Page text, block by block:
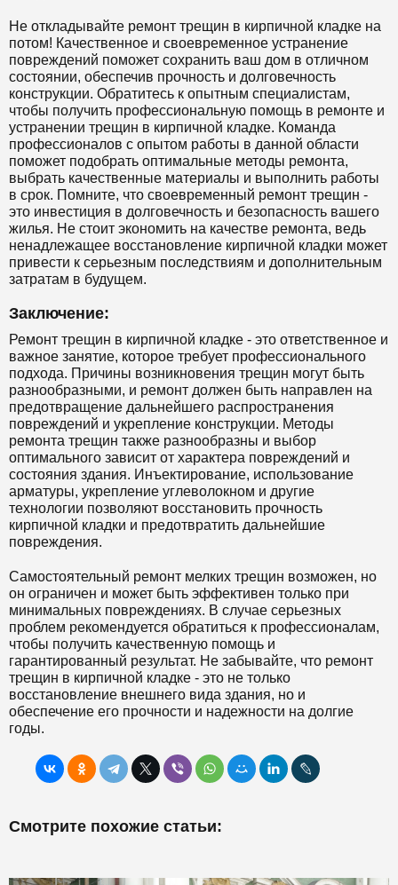
Не откладывайте ремонт трещин в кирпичной кладке на
потом! Качественное и своевременное устранение
повреждений поможет сохранить ваш дом в отличном
состоянии, обеспечив прочность и долговечность
конструкции. Обратитесь к опытным специалистам,
чтобы получить профессиональную помощь в ремонте и
устранении трещин в кирпичной кладке. Команда
профессионалов с опытом работы в данной области
поможет подобрать оптимальные методы ремонта,
выбрать качественные материалы и выполнить работы
в срок. Помните, что своевременный ремонт трещин -
это инвестиция в долговечность и безопасность вашего
жилья. Не стоит экономить на качестве ремонта, ведь
ненадлежащее восстановление кирпичной кладки может
привести к серьезным последствиям и дополнительным
затратам в будущем.
Заключение:
Ремонт трещин в кирпичной кладке - это ответственное и
важное занятие, которое требует профессионального
подхода. Причины возникновения трещин могут быть
разнообразными, и ремонт должен быть направлен на
предотвращение дальнейшего распространения
повреждений и укрепление конструкции. Методы
ремонта трещин также разнообразны и выбор
оптимального зависит от характера повреждений и
состояния здания. Инъектирование, использование
арматуры, укрепление углеволокном и другие
технологии позволяют восстановить прочность
кирпичной кладки и предотвратить дальнейшие
повреждения.
Самостоятельный ремонт мелких трещин возможен, но
он ограничен и может быть эффективен только при
минимальных повреждениях. В случае серьезных
проблем рекомендуется обратиться к профессионалам,
чтобы получить качественную помощь и
гарантированный результат. Не забывайте, что ремонт
трещин в кирпичной кладке - это не только
восстановление внешнего вида здания, но и
обеспечение его прочности и надежности на долгие
годы.
Смотрите похожие статьи: